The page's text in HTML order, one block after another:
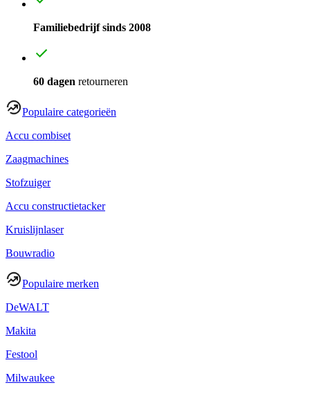
Familiebedrijf sinds 2008
60 dagen retourneren
Populaire categorieën
Accu combiset
Zaagmachines
Stofzuiger
Accu constructietacker
Kruislijnlaser
Bouwradio
Populaire merken
DeWALT
Makita
Festool
Milwaukee